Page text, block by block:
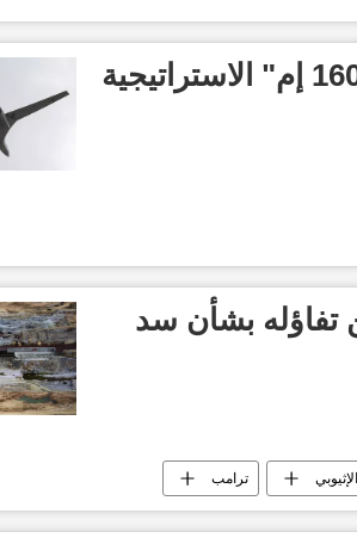
الدفاع الروسية: القاذفة "تو-160 إم" الاستراتيجية
تفاؤله بشأن سد
ترامب